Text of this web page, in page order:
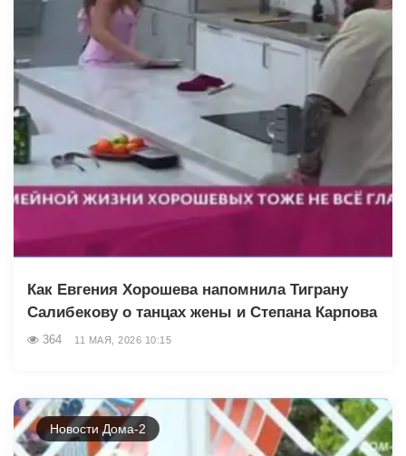
Как Евгения Хорошева напомнила Тиграну
Салибекову о танцах жены и Степана Карпова
364 11 МАЯ, 2026 10:15
Новости Дома-2